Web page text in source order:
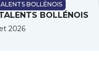
BOLLÉNOIS
BOLLÉNOIS
2026